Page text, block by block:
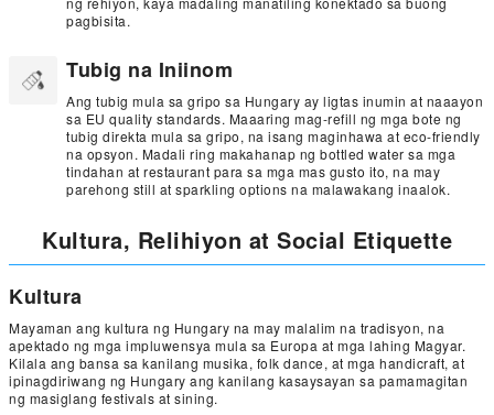
pagbisita.
Tubig na Iniinom
Ang tubig mula sa gripo sa Hungary ay ligtas inumin at naaayon
sa EU quality standards. Maaaring mag-refill ng mga bote ng
tubig direkta mula sa gripo, na isang maginhawa at eco-friendly
na opsyon. Madali ring makahanap ng bottled water sa mga
tindahan at restaurant para sa mga mas gusto ito, na may
parehong still at sparkling options na malawakang inaalok.
Kultura, Relihiyon at Social Etiquette
Kultura
Mayaman ang kultura ng Hungary na may malalim na tradisyon, na
apektado ng mga impluwensya mula sa Europa at mga lahing Magyar.
Kilala ang bansa sa kanilang musika, folk dance, at mga handicraft, at
ipinagdiriwang ng Hungary ang kanilang kasaysayan sa pamamagitan
ng masiglang festivals at sining.